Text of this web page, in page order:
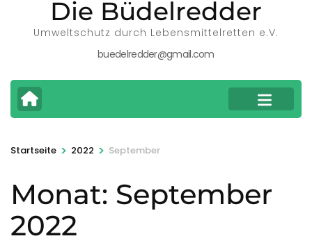
Die Büdelredder
Umweltschutz durch Lebensmittelretten e.V.
buedelredder@gmail.com
Startseite > 2022 > September
Monat: September
2022